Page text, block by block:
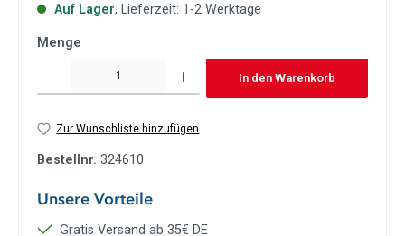
Auf Lager, Lieferzeit: 1-2 Werktage
Menge
Produkt Anzahl: Gib den gewünschten Wert ein oder benutze die Schaltflächen um die
In den Warenkorb
Zur Wunschliste hinzufügen
Bestellnr. 324610
Unsere Vorteile
Gratis Versand ab 35€ DE